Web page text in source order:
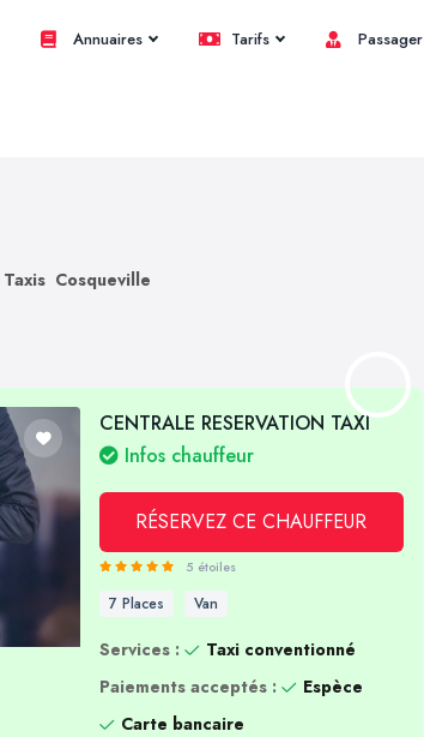
Annuaires Tarifs Passager
Taxis Cosqueville
CENTRALE RESERVATION TAXI
Infos chauffeur
RÉSERVEZ CE CHAUFFEUR
5 étoiles
7 Places Van
Services :
Taxi conventionné
Paiements acceptés :
Espèce
Carte bancaire